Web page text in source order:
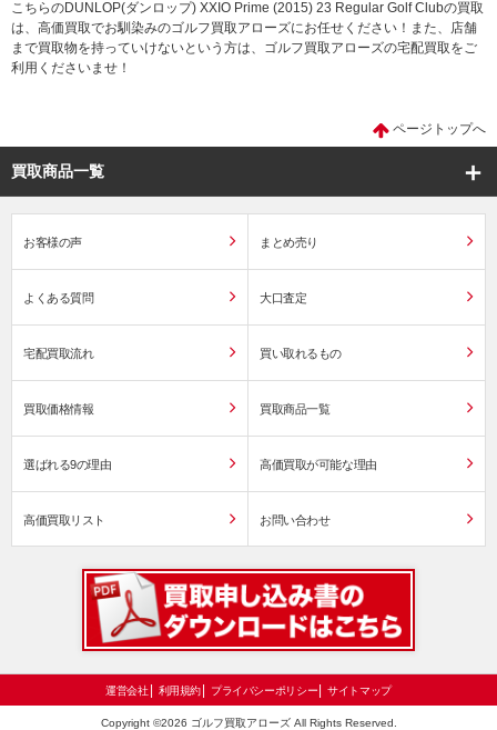
こちらのDUNLOP(ダンロップ) XXIO Prime (2015) 23 Regular Golf Clubの買取
は、高価買取でお馴染みのゴルフ買取アローズにお任せください！また、店舗
まで買取物を持っていけないという方は、ゴルフ買取アローズの宅配買取をご
利用くださいませ！
ページトップへ
買取商品一覧
お客様の声 まとめ売り
よくある質問 大口査定
宅配買取流れ 買い取れるもの
買取価格情報 買取商品一覧
選ばれる9の理由 高価買取が可能な理由
高価買取リスト お問い合わせ
運営会社 利用規約 プライバシーポリシー サイトマップ
Copyright ©2026 ゴルフ買取アローズ All Rights Reserved.